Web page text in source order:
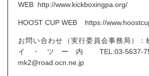
WEB http://www.kickboxingpa.org/
HOOST CUP WEB https://
お問い合わせ（実行委員会事務局）：
イ・ツー内 TEL:03-
mk2@road.ocn.ne.jp